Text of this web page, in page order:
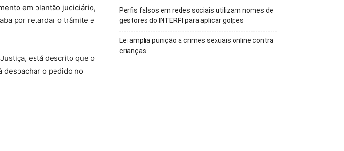
em plantão judiciário,
por retardar o trâmite e
está descrito que o
despachar o pedido no
Perfis falsos em redes sociais utilizam nomes de
gestores do INTERPI para aplicar golpes
Lei amplia punição a crimes sexuais online contra
crianças